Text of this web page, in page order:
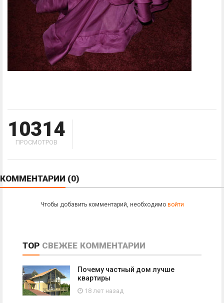
10314
ПРОСМОТРОВ
КОММЕНТАРИИ (0)
Чтобы добавить комментарий, необходимо войти
TOP СВЕЖЕЕ КОММЕНТАРИИ
Почему частный дом лучше
квартиры
18 лет назад